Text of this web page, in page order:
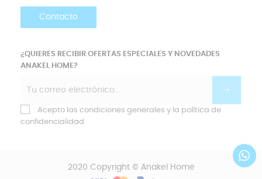
Contacto
¿QUIERES RECIBIR OFERTAS ESPECIALES Y NOVEDADES
ANAKEL HOME?
Acepto las condiciones generales y la política de
confidencialidad
2020 Copyright © Anakel Home